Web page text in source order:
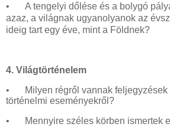
•
A tengelyi dőlése és a bolygó
azaz, a világnak ugyanolyanok az
ideig tart egy éve, mint a Földnek?
4. Világtörténelem
•
Milyen régről vannak
történelmi eseményekről?
•
Mennyire széles körben ismertek